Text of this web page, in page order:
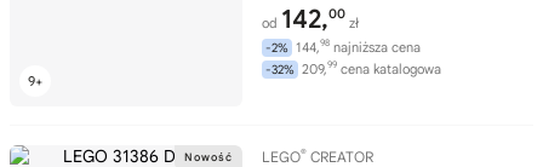
od 142,00
zł
-2% 144,98 najniższa cena
-32% 209,99 cena katalogowa
LEGO® CREATOR